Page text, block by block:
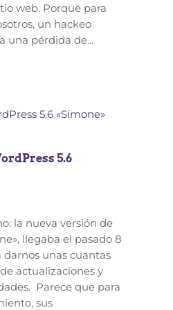
web. Porque para
un hackeo
una pérdida de...
5.6
la nueva versión de
llegaba el pasado 8
unas cuantas
actualizaciones y
Parece que para
sus